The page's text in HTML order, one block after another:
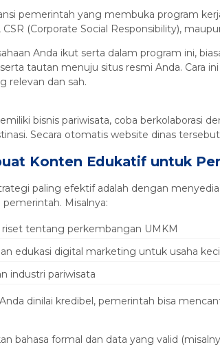
pemerintah yang membuka program
CSR (Corporate Social Responsibility),
Anda ikut serta dalam program ini,
tautan menuju situs resmi Anda. Cara
relevan dan sah.
bisnis pariwisata, coba berkolaborasi
Secara otomatis website dinas
Konten Edukatif untuk
paling efektif adalah dengan
pemerintah. Misalnya:
riset tentang perkembangan UMKM
edukasi digital marketing untuk usaha kecil
industri pariwisata
dinilai kredibel, pemerintah bisa
bahasa formal dan data yang valid